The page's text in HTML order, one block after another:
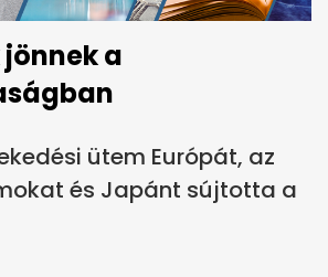
a
ütem Európát, az
és Japánt sújtotta a